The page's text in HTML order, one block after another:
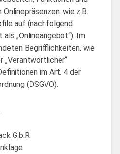
wie z.B.
auf (nachfolgend
„Onlineangebot“). Im
Begrifflichkeiten, wie
„Verantwortlicher“
im Art. 4 der
(DSGVO).
G.b.R